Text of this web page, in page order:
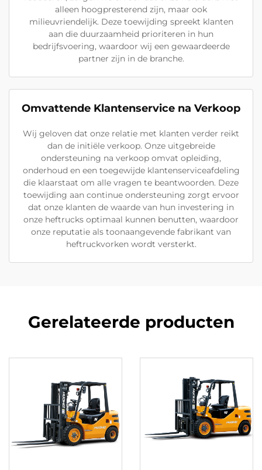
alleen hoogpresterend zijn, maar ook
milieuvriendelijk. Deze toewijding spreekt klanten
aan die duurzaamheid prioriteren in hun
bedrijfsvoering, waardoor wij een gewaardeerde
partner zijn in de branche.
Omvattende Klantenservice na Verkoop
Wij geloven dat onze relatie met klanten verder reikt
dan de initiële verkoop. Onze uitgebreide
ondersteuning na verkoop omvat opleiding,
onderhoud en een toegewijde klantenserviceafdeling
die klaarstaat om alle vragen te beantwoorden. Deze
toewijding aan continue ondersteuning zorgt ervoor
dat onze klanten de waarde van hun investering in
onze heftrucks optimaal kunnen benutten, waardoor
onze reputatie als toonaangevende fabrikant van
heftruckvorken wordt versterkt.
Gerelateerde producten